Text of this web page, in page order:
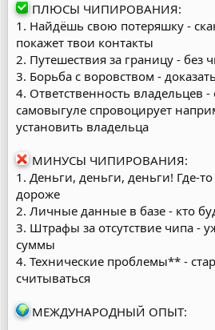
ПЛЮСЫ ЧИПИРОВАНИЯ:
1. Найдёшь свою потеряшку -
покажет твои контакты
2. Путешествия за границу - без
3. Борьба с воровством -
4. Ответственность владельцев -
самовыгуле спровоцирует
установить владельца
МИНУСЫ ЧИПИРОВАНИЯ:
1. Деньги, деньги, деньги! Где-
дороже
2. Личные данные в базе - кто
3. Штрафы за отсутствие чипа -
суммы
4. Технические проблемы** -
считываться
МЕЖДУНАРОДНЫЙ ОПЫТ: